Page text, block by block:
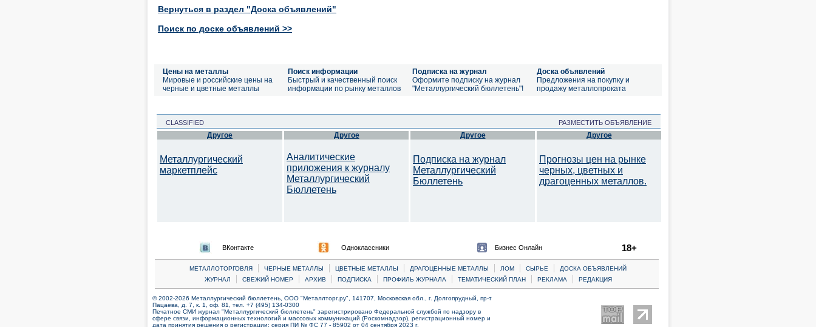
Вернуться в раздел "Доска объявлений"
Поиск по доске объявлений >>
Цены на металлы
Мировые и российские цены на
черные и цветные металлы
Поиск информации
Быстрый и качественный поиск
информации по рынку металлов
Подписка на журнал
Оформите подписку на журнал
"Металлургический бюллетень"!
Доска объявлений
Предложения на покупку и
продажу металлопроката
CLASSIFIED РАЗМЕСТИТЬ ОБЪЯВЛЕНИЕ
Другое
Металлургический
маркетплейс
Другое
Аналитические
приложения к журналу
Металлургический
Бюллетень
Другое
Подписка на журнал
Металлургический
Бюллетень
Другое
Прогнозы цен на рынке
черных, цветных и
драгоценных металлов.
ВКонтакте Одноклассники Бизнес Онлайн 18+
МЕТАЛЛОТОРГОВЛЯ | ЧЕРНЫЕ МЕТАЛЛЫ | ЦВЕТНЫЕ МЕТАЛЛЫ | ДРАГОЦЕННЫЕ МЕТАЛЛЫ | ЛОМ | CЫРЬЕ |
ДОСКА ОБЪЯВЛЕНИЙ
ЖУРНАЛ
| СВЕЖИЙ НОМЕР | АРХИВ | ПОДПИСКА | ПРОФИЛЬ ЖУРНАЛА | ТЕМАТИЧЕСКИЙ ПЛАН | РЕКЛАМА | РЕДАКЦИЯ
© 2002-2026 Металлургический бюллетень, ООО "Металлторг.ру", 141707, Московская обл., г. Долгопрудный, пр-т
Пацаева, д. 7, к. 1, оф. 81, тел. +7 (495) 134-0300
Печатное СМИ журнал "Металлургический бюллетень" зарегистрировано Федеральной службой по надзору в
сфере связи, информационных технологий и массовых коммуникаций (Роскомнадзор), регистрационный номер и
дата принятия решения о регистрации: серия ПИ № ФС 77 - 85902 от 04 сентября 2023 г.